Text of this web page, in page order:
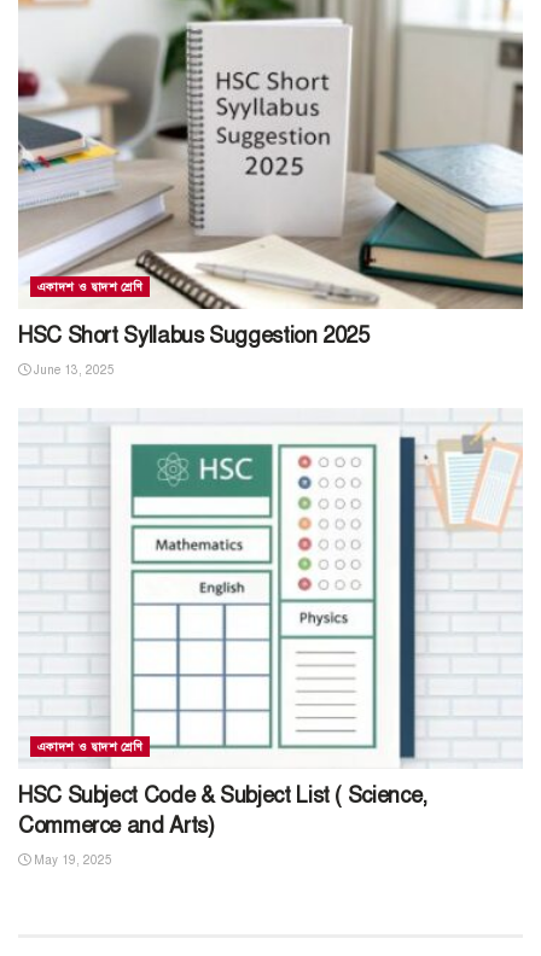
একাদশ ও দ্বাদশ শ্রেণি
HSC Short Syllabus Suggestion 2025
June 13, 2025
একাদশ ও দ্বাদশ শ্রেণি
HSC Subject Code & Subject List ( Science,
Commerce and Arts)
May 19, 2025